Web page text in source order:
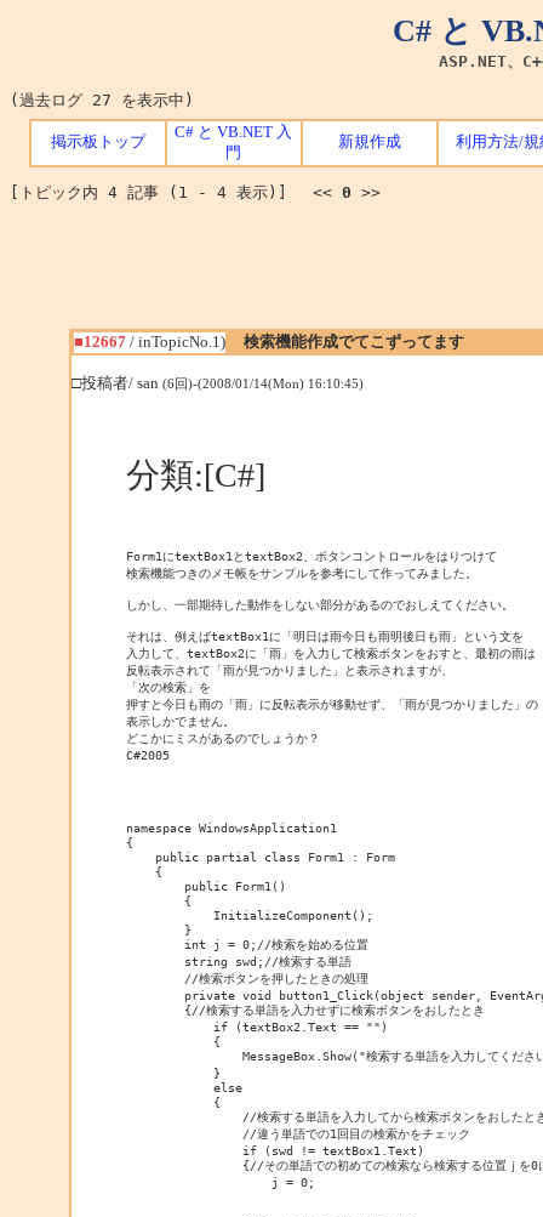
C# と
ASP.NET、
(過去ログ 27 を表示中)
掲示板トップ
C# と VB.NET 入
門
新規作成 利用方法/規
[トピック内 4 記事 (1 - 4 表示)] << 0 >>
■12667/ inTopicNo.1) 検索機能作成でてこずってます
□投稿者/ san (6回)-(2008/01/14(Mon) 16:10:45)
分類:[C#]
Form1にtextBox1とtextBox2、ボタンコントロールをはりつけて
検索機能つきのメモ帳をサンプルを参考にして作ってみました。
しかし、一部期待した動作をしない部分があるのでおしえてください。
それは、例えばtextBox1に「明日は雨今日も雨明後日も雨」という文を
入力して、textBox2に「雨」を入力して検索ボタンをおすと、最初の雨は
反転表示されて「雨が見つかりました」と表示されますが、
「次の検索」を
押すと今日も雨の「雨」に反転表示が移動せず、「雨が見つかりました」の
表示しかでません。
どこかにミスがあるのでしょうか？
C#2005
namespace WindowsApplication1
{
    public partial class Form1 : Form
    {
        public Form1()
        {
            InitializeComponent();
        }
        int j = 0;//検索を始める位置
        string swd;//検索する単語
        //検索ボタンを押したときの処理
private void button1_Click(object sender,
        {//検索する単語を入力せずに検索ボタンをおしたとき
            if (textBox2.Text == "")
            {
MessageBox.Show("検索する単語を入力してくださ
            }
            else
            {
//検索する単語を入力してから検索ボタンをおしたと
                //違う単語での1回目の検索かをチェック
                if (swd != textBox1.Text)
{//その単語での初めての検索なら検索する位置ｊを0
                    j = 0;